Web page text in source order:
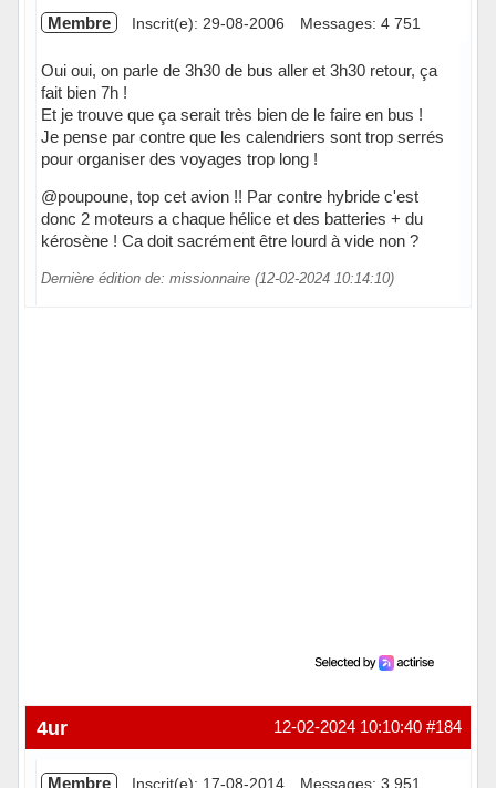
Membre Inscrit(e): 29-08-2006 Messages: 4 751
Oui oui, on parle de 3h30 de bus aller et 3h30 retour, ça
fait bien 7h !
Et je trouve que ça serait très bien de le faire en bus !
Je pense par contre que les calendriers sont trop serrés
pour organiser des voyages trop long !
@poupoune, top cet avion !! Par contre hybride c'est
donc 2 moteurs a chaque hélice et des batteries + du
kérosène ! Ca doit sacrément être lourd à vide non ?
Dernière édition de: missionnaire (12-02-2024 10:14:10)
#184
12-02-2024 10:10:40
4ur
Membre Inscrit(e): 17-08-2014 Messages: 3 951